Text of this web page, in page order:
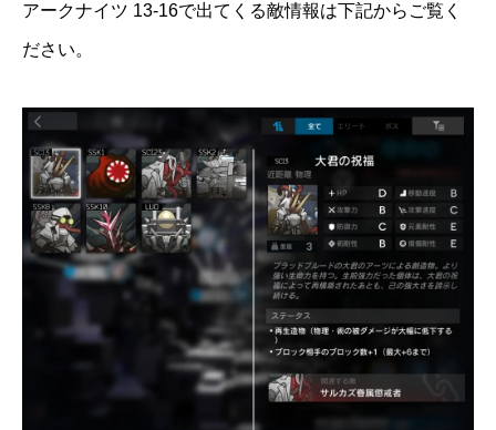
アークナイツ 13-16で出てくる敵情報は下記からご覧く
ださい。